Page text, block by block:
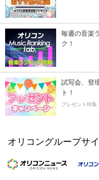
毎週の音楽
ク！
試写会、登
ト！
プレゼント特集
オリコングループサ